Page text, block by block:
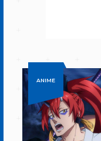
ANIME